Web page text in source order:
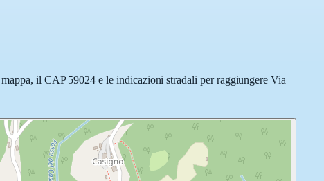
il CAP 59024 e le indicazioni stradali per raggiungere Via